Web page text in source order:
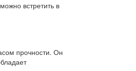
встретить в
прочности. Он